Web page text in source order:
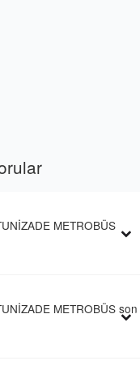
METROBÜS
METROBÜS son